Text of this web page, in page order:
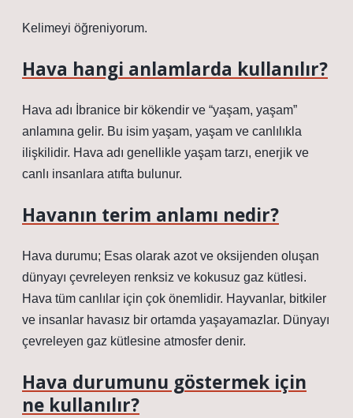
Kelimeyi öğreniyorum.
Hava hangi anlamlarda kullanılır?
Hava adı İbranice bir kökendir ve “yaşam, yaşam”
anlamına gelir. Bu isim yaşam, yaşam ve canlılıkla
ilişkilidir. Hava adı genellikle yaşam tarzı, enerjik ve
canlı insanlara atıfta bulunur.
Havanın terim anlamı nedir?
Hava durumu; Esas olarak azot ve oksijenden oluşan
dünyayı çevreleyen renksiz ve kokusuz gaz kütlesi.
Hava tüm canlılar için çok önemlidir. Hayvanlar, bitkiler
ve insanlar havasız bir ortamda yaşayamazlar. Dünyayı
çevreleyen gaz kütlesine atmosfer denir.
Hava durumunu göstermek için
ne kullanılır?